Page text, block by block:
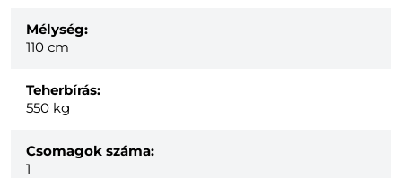
Mélység:
110 cm
Teherbírás:
550 kg
Csomagok száma:
1